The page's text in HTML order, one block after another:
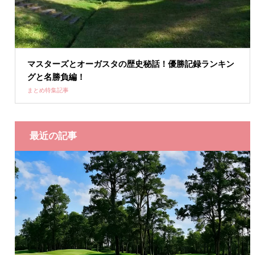
マスターズとオーガスタの歴史秘話！優勝記録ランキン
グと名勝負編！
まとめ特集記事
最近の記事